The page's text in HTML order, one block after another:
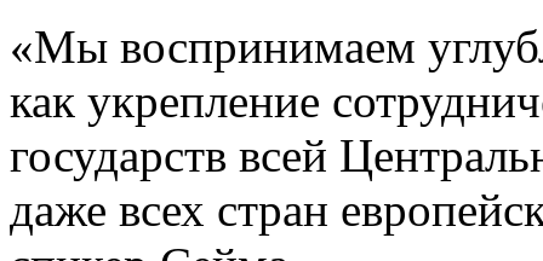
«Мы воспринимаем
как укрепление
государств всей
даже всех стран